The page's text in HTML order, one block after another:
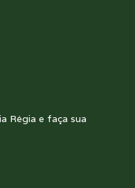
Régia e faça sua